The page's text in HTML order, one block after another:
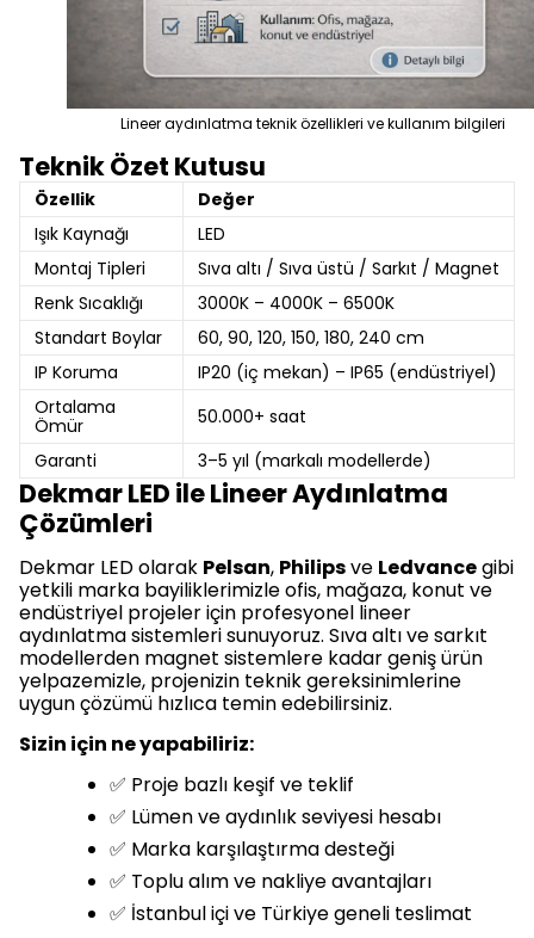
Lineer aydınlatma teknik özellikleri ve kullanım bilgileri
Teknik Özet Kutusu
Özellik
Değer
Işık Kaynağı
LED
Montaj Tipleri
Sıva altı / Sıva üstü / Sarkıt / Magnet
Renk Sıcaklığı
3000K – 4000K – 6500K
Standart Boylar
60, 90, 120, 150, 180, 240 cm
IP Koruma
IP20 (iç mekan) – IP65 (endüstriyel)
Ortalama
Ömür
50.000+ saat
Garanti
3–5 yıl (markalı modellerde)
Dekmar LED ile Lineer Aydınlatma
Çözümleri
Dekmar LED olarak Pelsan, Philipsve Ledvancegibi
yetkili marka bayiliklerimizle ofis, mağaza, konut ve
endüstriyel projeler için profesyonel lineer
aydınlatma sistemleri sunuyoruz. Sıva altı ve sarkıt
modellerden magnet sistemlere kadar geniş ürün
yelpazemizle, projenizin teknik gereksinimlerine
uygun çözümü hızlıca temin edebilirsiniz.
Sizin için ne yapabiliriz:
✅ Proje bazlı keşif ve teklif
✅ Lümen ve aydınlık seviyesi hesabı
✅ Marka karşılaştırma desteği
✅ Toplu alım ve nakliye avantajları
✅ İstanbul içi ve Türkiye geneli teslimat